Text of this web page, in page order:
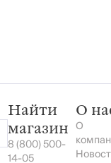
Найти
магазин
8 (800) 500-
14-05
О
О